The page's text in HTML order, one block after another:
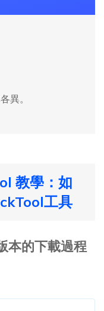
異。
教學：如
工具
本的下載過程